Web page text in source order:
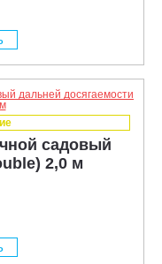
садовый
2,0 м